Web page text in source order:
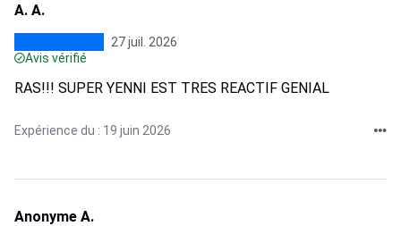
A. A.
27 juil. 2026
Avis vérifié
RAS!!! SUPER YENNI EST TRES REACTIF GENIAL
Expérience du : 19 juin 2026
Anonyme A.